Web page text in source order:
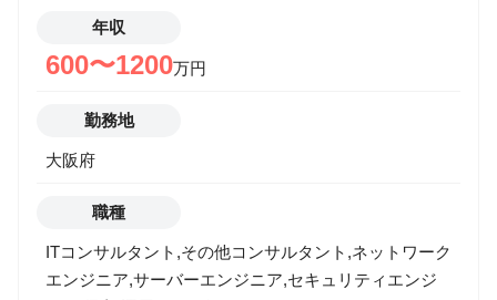
年収
600〜1200万円
勤務地
大阪府
職種
ITコンサルタント,その他コンサルタント,ネットワーク
エンジニア,サーバーエンジニア,セキュリティエンジ